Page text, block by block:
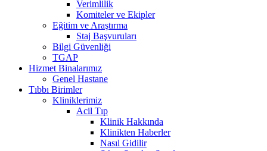
Verimlilik
Komiteler ve Ekipler
Eğitim ve Araştırma
Staj Başvuruları
Bilgi Güvenliği
TGAP
Hizmet Binalarımız
Genel Hastane
Tıbbı Birimler
Kliniklerimiz
Acil Tıp
Klinik Hakkında
Klinikten Haberler
Nasıl Gidilir